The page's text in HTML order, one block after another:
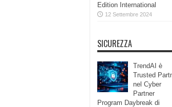
Edition International
12 Settembre 2024
SICUREZZA
TrendAI è
Trusted
nel Cyber
Partner
Program Daybreak di